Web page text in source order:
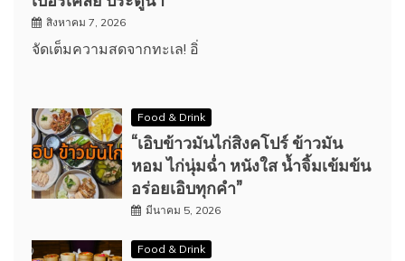
สิงหาคม 7, 2026
จัดเต็มความสดจากทะเล! อิ่
Food & Drink
“เอิบข้าวมันไก่สิงคโปร์ ข้าวมัน
หอม ไก่นุ่มฉ่ำ หนังใส น้ำจิ้มเข้มข้น
อร่อยเอิบทุกคำ”
มีนาคม 5, 2026
Food & Drink